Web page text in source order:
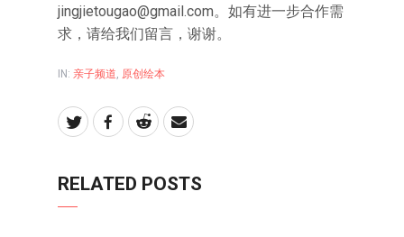
jingjietougao@gmail.com。如有进一步合作需
求，请给我们留言，谢谢。
IN: 亲子频道, 原创绘本
RELATED POSTS